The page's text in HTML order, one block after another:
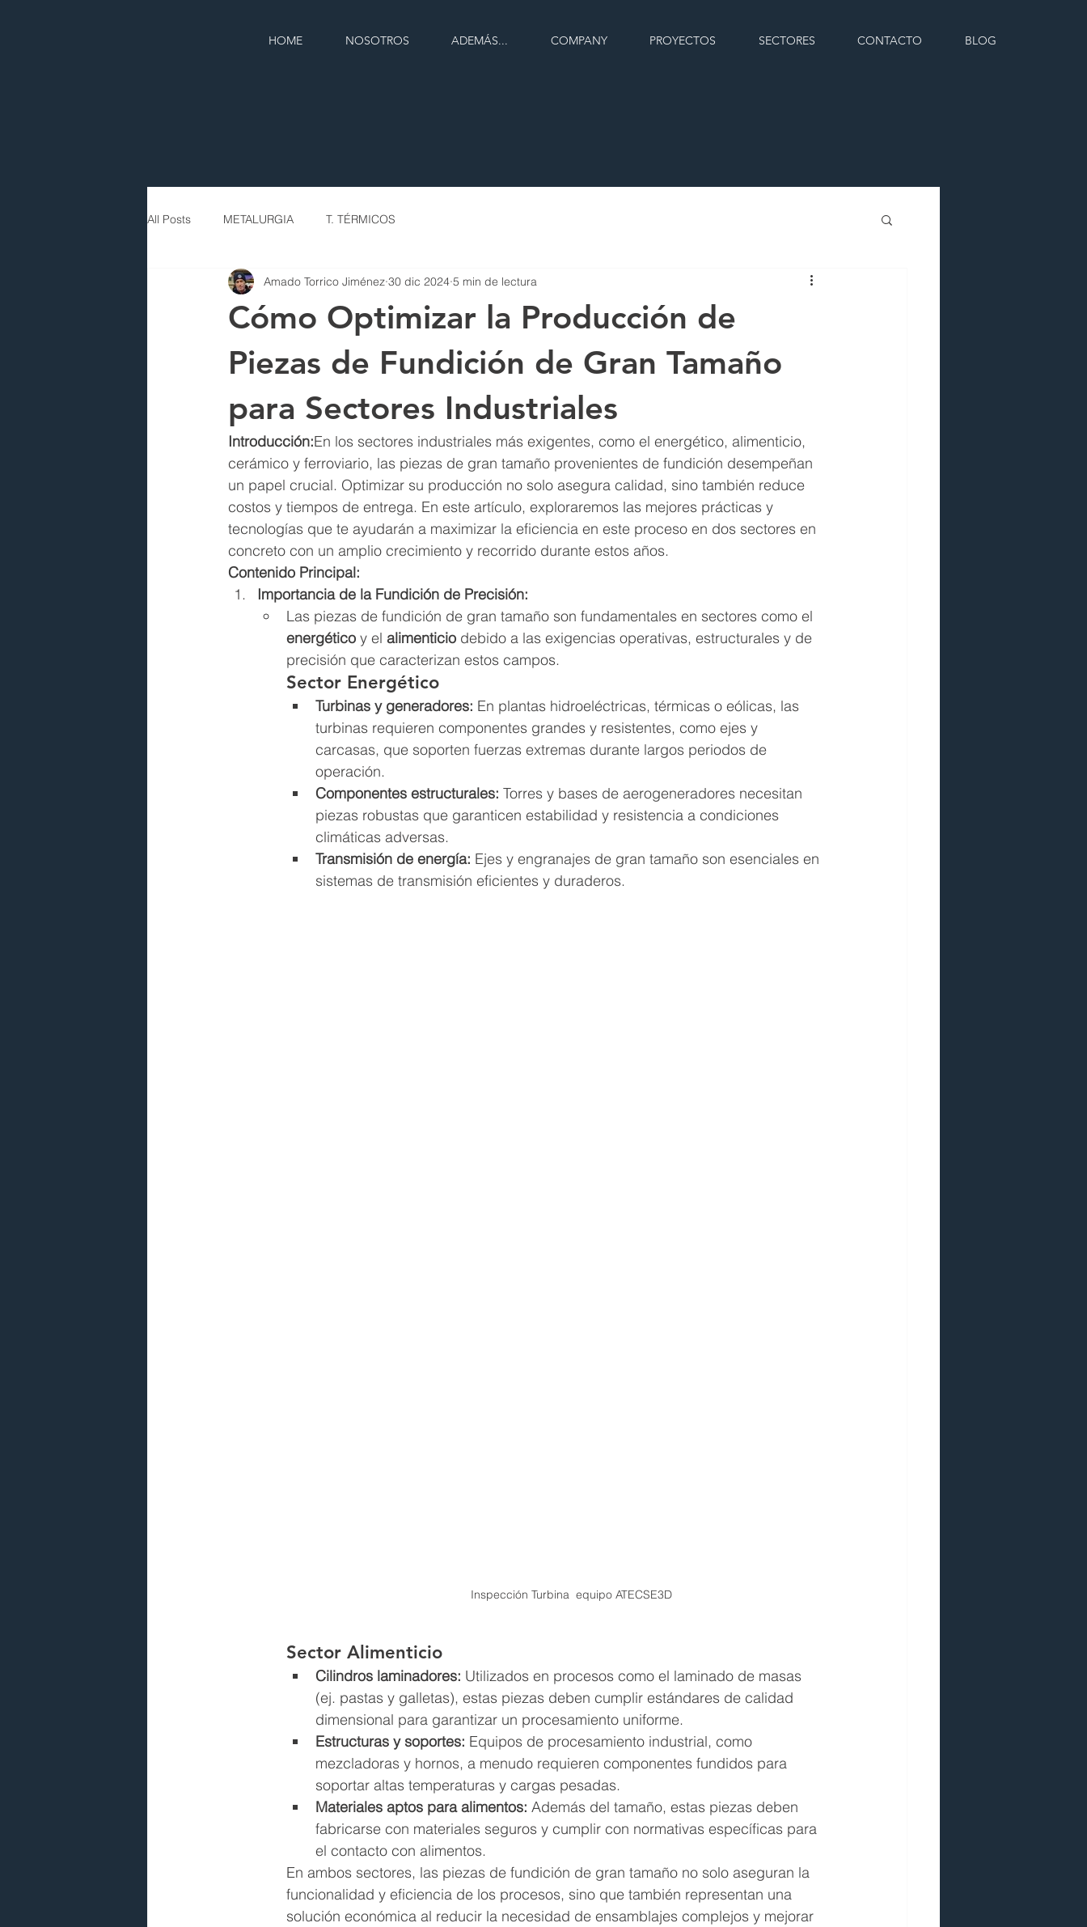
HOME NOSOTROS ADEMÁS... COMPANY PROYECTOS SECTORES CONTACTO BLOG
All Posts METALURGIA T. TÉRMICOS
Cómo Optimizar la Producción de
Piezas de Fundición de Gran Tamaño
para Sectores Industriales
Amado Torrico Jiménez 30 dic 2024 5 min de lectura
Introducción:En los sectores industriales más exigentes, como el energético, alimenticio,
cerámico y ferroviario, las piezas de gran tamaño provenientes de fundición desempeñan
un papel crucial. Optimizar su producción no solo asegura calidad, sino también reduce
costos y tiempos de entrega. En este artículo, exploraremos las mejores prácticas y
tecnologías que te ayudarán a maximizar la eficiencia en este proceso en dos sectores en
concreto con un amplio crecimiento y recorrido durante estos años.
Contenido Principal:
Importancia de la Fundición de Precisión:
Las piezas de fundición de gran tamaño son fundamentales en sectores como el
energético y el alimenticio debido a las exigencias operativas, estructurales y de
precisión que caracterizan estos campos.
Sector Energético
Turbinas y generadores: En plantas hidroeléctricas, térmicas o eólicas, las
turbinas requieren componentes grandes y resistentes, como ejes y
carcasas, que soporten fuerzas extremas durante largos periodos de
operación.
Componentes estructurales: Torres y bases de aerogeneradores necesitan
piezas robustas que garanticen estabilidad y resistencia a condiciones
climáticas adversas.
Transmisión de energía: Ejes y engranajes de gran tamaño son esenciales en
sistemas de transmisión eficientes y duraderos.
Inspección Turbina  equipo ATECSE3D
Sector Alimenticio
Cilindros laminadores: Utilizados en procesos como el laminado de masas
(ej. pastas y galletas), estas piezas deben cumplir estándares de calidad
dimensional para garantizar un procesamiento uniforme.
Estructuras y soportes: Equipos de procesamiento industrial, como
mezcladoras y hornos, a menudo requieren componentes fundidos para
soportar altas temperaturas y cargas pesadas.
Materiales aptos para alimentos: Además del tamaño, estas piezas deben
fabricarse con materiales seguros y cumplir con normativas específicas para
el contacto con alimentos.
En ambos sectores, las piezas de fundición de gran tamaño no solo aseguran la
funcionalidad y eficiencia de los procesos, sino que también representan una
solución económica al reducir la necesidad de ensamblajes complejos y mejorar